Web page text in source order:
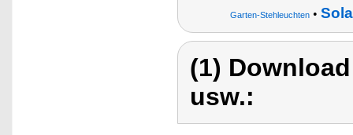
Garten-Stehleuchten•
(1)
usw.: